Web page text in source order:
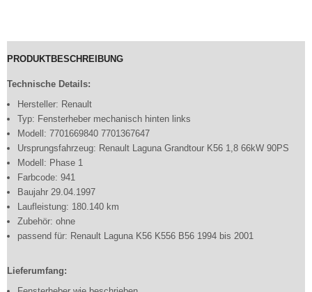
PRODUKTBESCHREIBUNG
Technische Details:
Hersteller: Renault
Typ: Fensterheber mechanisch hinten links
Modell: 7701669840 7701367647
Ursprungsfahrzeug: Renault Laguna Grandtour K56 1,8 66kW 90PS
Modell: Phase 1
Farbcode: 941
Baujahr 29.04.1997
Laufleistung: 180.140 km
Zubehör: ohne
passend für: Renault Laguna K56 K556 B56 1994 bis 2001
Lieferumfang: